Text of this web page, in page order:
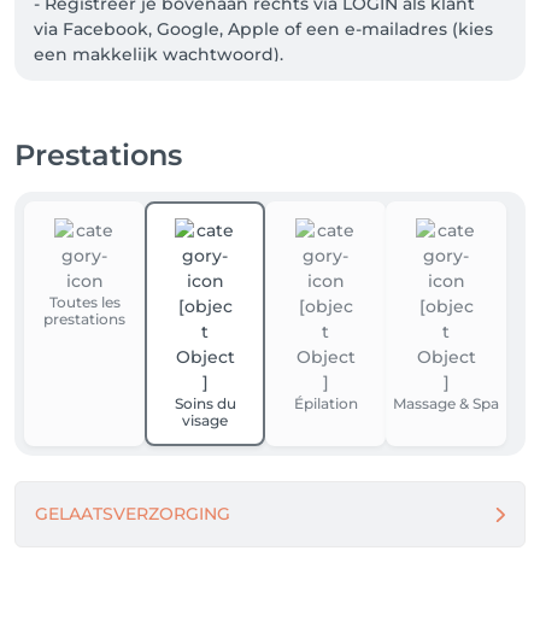
via Facebook, Google, Apple of een e-mailadres (kies
een makkelijk wachtwoord).
zeker of je deze dienst wilt? Bel gerust even naar het
- Zodra jouw afspraak is geboekt, ontvang je een e-
mail met de bevestiging. 24 uur voor de afspraak
ontvang je een persoonlijke herinneringsmail.
Liefs Ellen
Prestations
Toutes les
prestations
Soins du
visage
Épilation Massage & Spa
GELAATSVERZORGING